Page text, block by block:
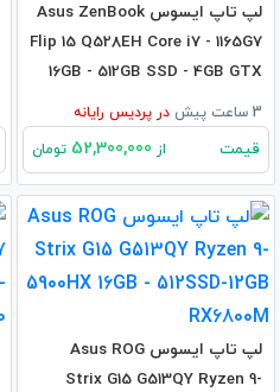
لپ تاپ ایسوس Asus ZenBook
Flip 15 Q528EH Core i7 - 1165G7
16GB - 512GB SSD - 4GB GTX
1650
3 ساعت پیش در پردیس رایانه
قیمت از تومان
لپ تاپ ایسوس Asus ROG
Strix G15 G513QY Ryzen 9-